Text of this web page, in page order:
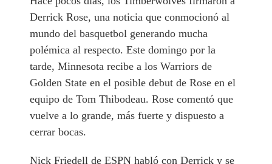
Derrick Rose, una noticia que conmocionó al
mundo del basquetbol generando mucha
polémica al respecto. Este domingo por la
tarde, Minnesota recibe a los Warriors de
Golden State en el posible debut de Rose en el
equipo de Tom Thibodeau. Rose comentó que
vuelve a lo grande, más fuerte y dispuesto a
cerrar bocas.
Nick Friedell de ESPN habló con Derrick y se